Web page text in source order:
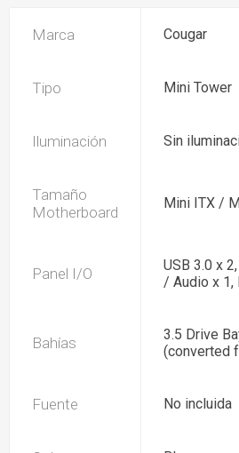
Marca Cougar
Tipo Mini Tower
Iluminación Sin
Tamaño
Motherboard
Mini ITX /
Panel I/O
USB 3.0 x
/ Audio x 1,
Bahías
3.5 Drive
(converted
Fuente No incluida